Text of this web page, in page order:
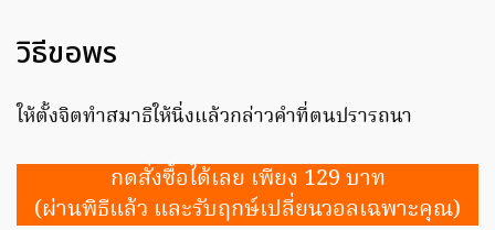
วิธีขอพร
ให้ตั้งจิตทำสมาธิให้นิ่งแล้วกล่าวคำที่ตนปรารถนา
กดสั่งซื้อได้เลย เพียง 129 บาท
(ผ่านพิธีแล้ว และรับฤกษ์เปลี่ยนวอลเฉพาะคุณ)